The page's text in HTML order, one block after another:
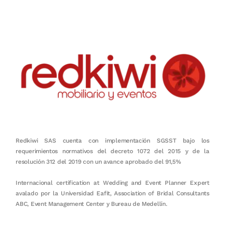
Redkiwi SAS cuenta con implementación SGSST bajo los
requerimientos normativos del decreto 1072 del 2015 y de la
resolución 312 del 2019 con un avance aprobado del 91,5%
Internacional certification at Wedding and Event Planner Expert
avalado por la Universidad Eafit, Association of Bridal Consultants
ABC, Event Management Center y Bureau de Medellín.